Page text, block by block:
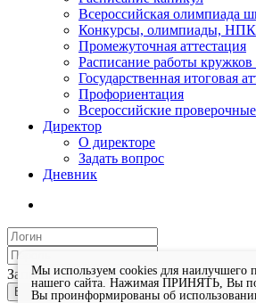
Всероссийская олимпиада
Конкурсы, олимпиады, НПК
Промежуточная аттестация
Расписание работы
Государственная итоговая
Профориентация
Всероссийские
Директор
О директоре
Задать вопрос
Дневник
Запомнить меня
Войти
Мы используем cookies для наилучшего
нашего сайта. Нажимая ПРИНЯТЬ, Вы
Вы проинформированы об